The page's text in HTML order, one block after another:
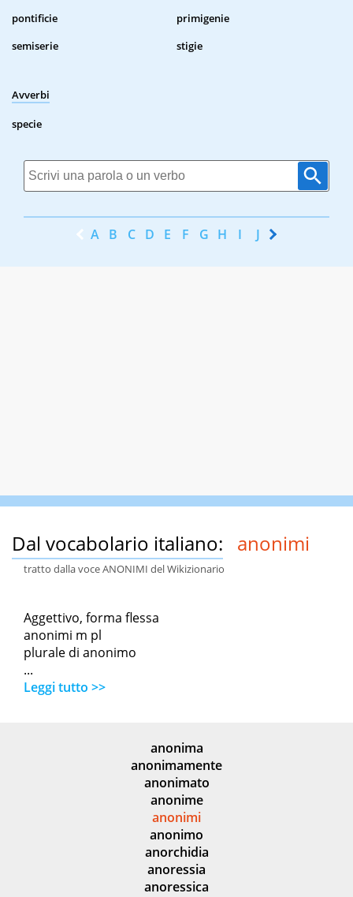
pontificie
primigenie
semiserie
stigie
Avverbi
specie
A B C D E F G H I J K
Dal vocabolario italiano: anonimi
tratto dalla voce ANONIMI del Wikizionario
Aggettivo, forma flessa
anonimi m pl
plurale di anonimo
...
Leggi tutto >>
anonima
anonimamente
anonimato
anonime
anonimi
anonimo
anorchidia
anoressia
anoressica